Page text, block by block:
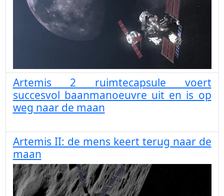
Artemis 2 ruimtecapsule voert
succesvol baanmanoeuvre uit en is op
weg naar de maan
Artemis II: de mens keert terug naar de
maan